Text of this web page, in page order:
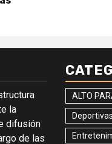
la
difusión
de las
ALTO
Deportivas